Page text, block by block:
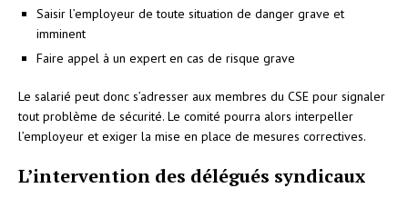
Saisir l’employeur de toute situation de danger grave et
imminent
Faire appel à un expert en cas de risque grave
Le salarié peut donc s’adresser aux membres du CSE pour signaler
tout problème de sécurité. Le comité pourra alors interpeller
l’employeur et exiger la mise en place de mesures correctives.
L’intervention des délégués syndicaux